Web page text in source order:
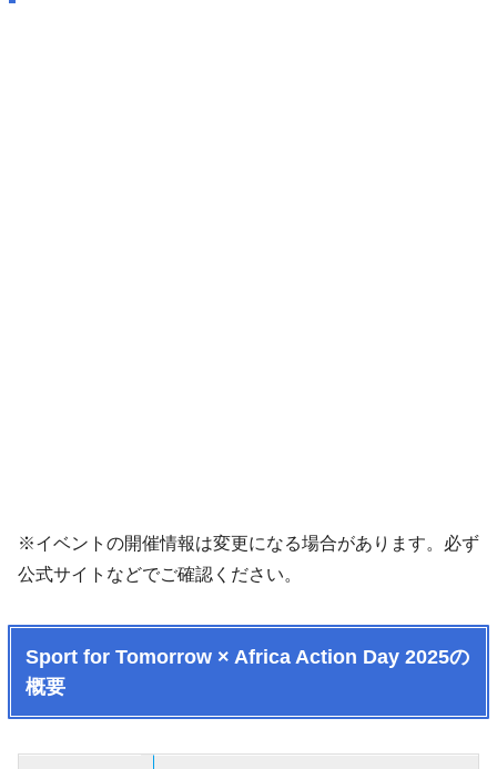
※イベントの開催情報は変更になる場合があります。必ず
公式サイトなどでご確認ください。
Sport for Tomorrow × Africa Action Day 2025の
概要